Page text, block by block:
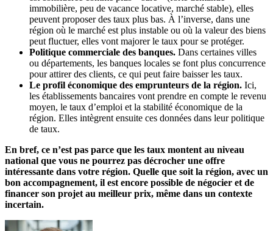
immobilière, peu de vacance locative, marché stable), elles
peuvent proposer des taux plus bas. À l’inverse, dans une
région où le marché est plus instable ou où la valeur des biens
peut fluctuer, elles vont majorer le taux pour se protéger.
Politique commerciale des banques. Dans certaines villes
ou départements, les banques locales se font plus concurrence
pour attirer des clients, ce qui peut faire baisser les taux.
Le profil économique des emprunteurs de la région. Ici,
les établissements bancaires vont prendre en compte le revenu
moyen, le taux d’emploi et la stabilité économique de la
région. Elles intègrent ensuite ces données dans leur politique
de taux.
En bref, ce n’est pas parce que les taux montent au niveau
national que vous ne pourrez pas décrocher une offre
intéressante dans votre région. Quelle que soit la région, avec un
bon accompagnement, il est encore possible de négocier et de
financer son projet au meilleur prix, même dans un contexte
incertain.